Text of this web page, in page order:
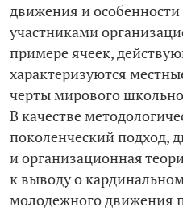
движения и
участниками
примере ячеек,
характеризуются
черты мирового
В качестве
поколенческий подход,
и организационная
к выводу о
молодежного движения